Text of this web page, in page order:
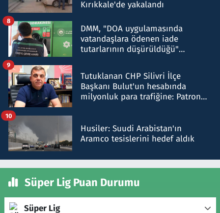
Kırıkkale'de yakalandı
DMM, "DOA uygulamasında
vatandaşlara ödenen iade
tutarlarının düşürüldüğü"
8
Tutuklanan CHP Silivri İlçe
Başkanı Bulut'un hesabında
milyonluk para trafiğine: Patron
9
Husiler: Suudi Arabistan'ın
Aramco tesislerini hedef aldık
10
Süper Lig Puan Durumu
Süper Lig